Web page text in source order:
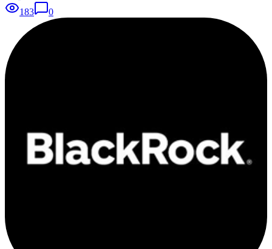
183
0